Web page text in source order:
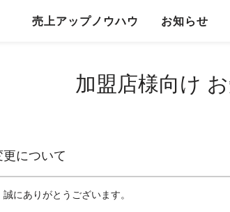
売上アップノウハウ お知らせ
加盟店様向け
について
にありがとうございます。